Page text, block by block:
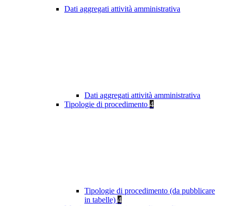
Dati aggregati attività amministrativa
Dati aggregati attività amministrativa
Tipologie di procedimento 4
Tipologie di procedimento (da pubblicare
in tabelle) 4